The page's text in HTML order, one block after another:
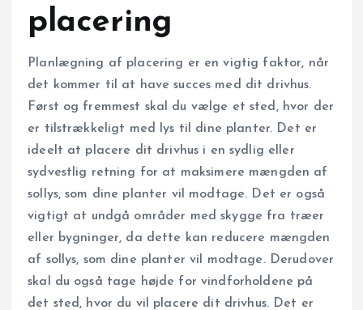
placering
Planlægning af placering er en vigtig faktor, når
det kommer til at have succes med dit drivhus.
Først og fremmest skal du vælge et sted, hvor der
er tilstrækkeligt med lys til dine planter. Det er
ideelt at placere dit drivhus i en sydlig eller
sydvestlig retning for at maksimere mængden af
sollys, som dine planter vil modtage. Det er også
vigtigt at undgå områder med skygge fra træer
eller bygninger, da dette kan reducere mængden
af sollys, som dine planter vil modtage. Derudover
skal du også tage højde for vindforholdene på
det sted, hvor du vil placere dit drivhus. Det er